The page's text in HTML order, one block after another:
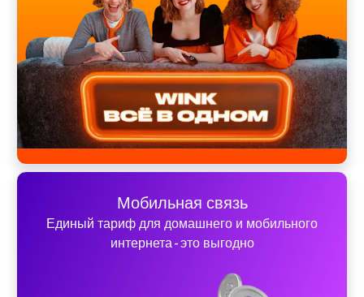
Мобильная связь
Единый тариф для домашнего и мобильного
интернета - это выгодно